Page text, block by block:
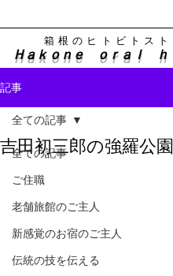
Ｈａｋｏｎｅ ｏｒａｌ ｈ
箱根のヒトビトスト
記事
全ての記事
ご住職
老舗旅館のご主人
新感覚のお宿のご主人
伝統の技を伝える
全ての記事
吉田初三郎の強羅公